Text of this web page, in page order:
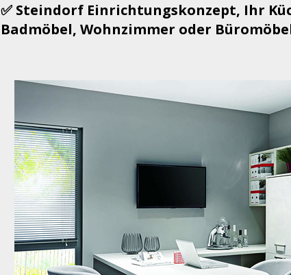
✅ Steindorf Einrichtungskonzept, Ihr
Badmöbel, Wohnzimmer oder